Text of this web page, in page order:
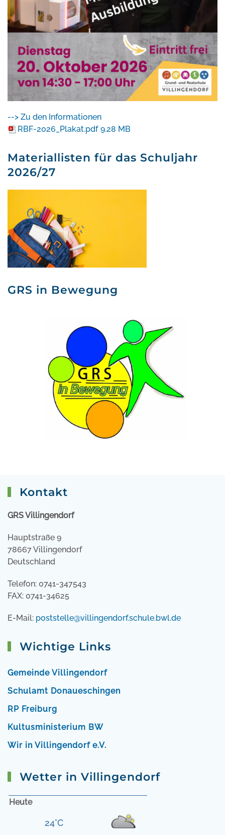
--> Zu den Informationen
RBF-2026_Plakat.pdf 9.28 MB
Materiallisten für das Schuljahr
2026/27
GRS in Bewegung
Kontakt
GRS Villingendorf
Hauptstraße 9
78667 Villingendorf
Deutschland
Telefon: 0741-347543
FAX: 0741-34625
E-Mail: poststelle@villingendorf.schule.bwl.de
Wichtige Links
Gemeinde Villingendorf
Schulamt Donaueschingen
RP Freiburg
Kultusministerium BW
Wir in Villingendorf e.V.
Wetter in Villingendorf
Heute
24°C